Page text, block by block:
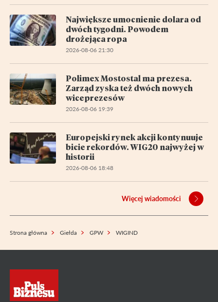
Największe umocnienie dolara od
dwóch tygodni. Powodem
drożejąca ropa
2026-08-06 21:30
Polimex Mostostal ma prezesa.
Zarząd zyska też dwóch nowych
wiceprezesów
2026-08-06 19:39
Europejski rynek akcji kontynuuje
bicie rekordów. WIG20 najwyżej w
historii
2026-08-06 18:48
Więcej wiadomości
Strona główna Giełda GPW WIGIND